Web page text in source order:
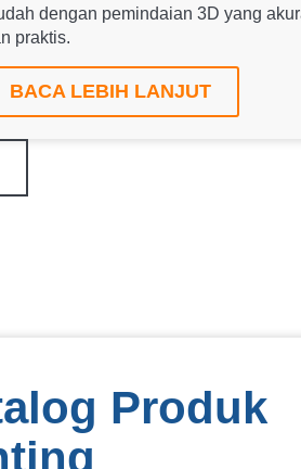
dengan pemindaian 3D yang
praktis.
BACA LEBIH LANJUT
Produk